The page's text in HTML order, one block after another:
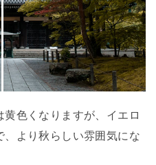
色くなりますが、イエロ
より秋らしい雰囲気にな